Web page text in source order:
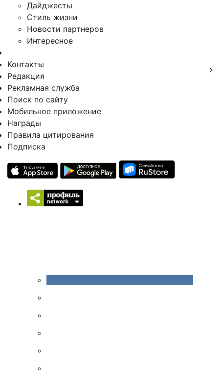
Дайджесты
Стиль жизни
Новости партнеров
Интересное
Контакты
Редакция
Рекламная служба
Поиск по сайту
Мобильное приложение
Награды
Правила цитирования
Подписка